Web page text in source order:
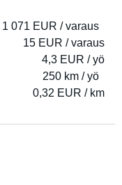
1 071 EUR / varaus
15 EUR / varaus
4,3 EUR / yö
250 km / yö
0,32 EUR / km